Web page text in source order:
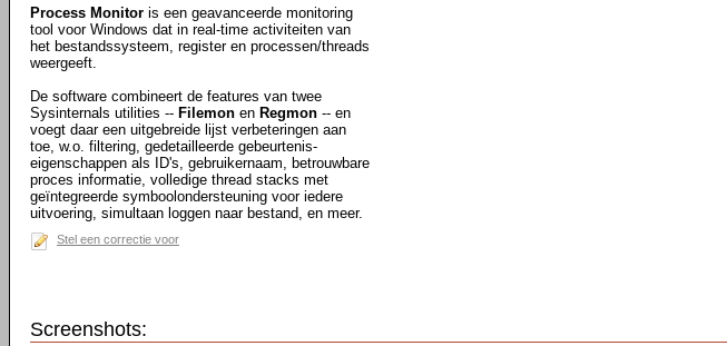
Process Monitor is een geavanceerde monitoring
tool voor Windows dat in real-time activiteiten van
het bestandssysteem, register en processen/threads
weergeeft.
De software combineert de features van twee
Sysinternals utilities -- Filemon en Regmon -- en
voegt daar een uitgebreide lijst verbeteringen aan
toe, w.o. filtering, gedetailleerde gebeurtenis-
eigenschappen als ID's, gebruikernaam, betrouwbare
proces informatie, volledige thread stacks met
geïntegreerde symboolondersteuning voor iedere
uitvoering, simultaan loggen naar bestand, en meer.
Stel een correctie voor
Screenshots: